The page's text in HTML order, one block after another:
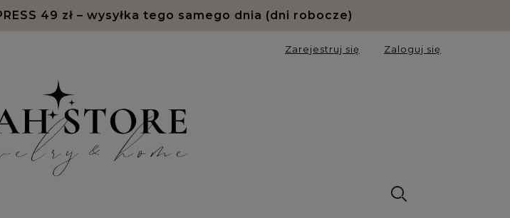
49 zł – wysyłka tego samego dnia (dni robocze)
Zarejestruj się Zaloguj się